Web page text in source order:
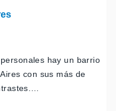
hay un barrio
con sus más de